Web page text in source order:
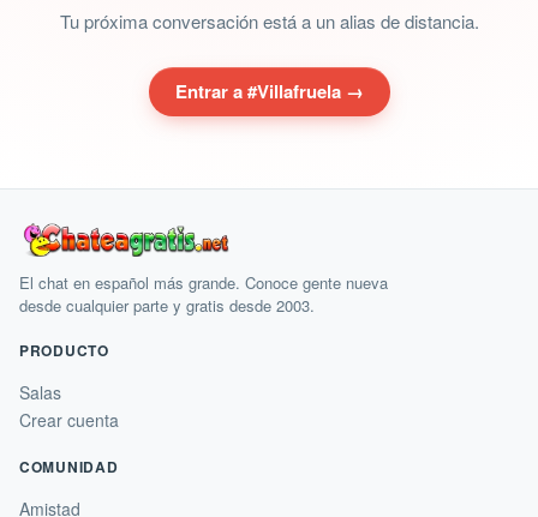
Tu próxima conversación está a un alias de distancia.
Entrar a #Villafruela →
El chat en español más grande. Conoce gente nueva
desde cualquier parte y gratis desde 2003.
PRODUCTO
Salas
Crear cuenta
COMUNIDAD
Amistad